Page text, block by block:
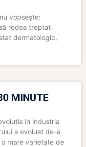
vopsește:
redea treptat
dermatologic,
MINUTE
in industria
a evoluat de-a
mare varietate de